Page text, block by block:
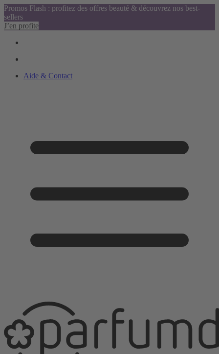
Promos Flash : profitez des offres beauté & découvrez nos best-
sellers
J’en profite
Aide & Contact